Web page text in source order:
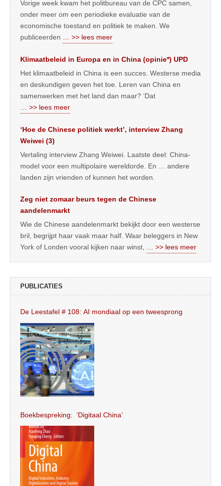
Vorige week kwam het politbureau van de CPC samen,
onder meer om een periodieke evaluatie van de
economische toestand en politiek te maken. We
publiceerden … >> lees meer
Klimaatbeleid in Europa en in China (opinie*) UPD
Het klimaatbeleid in China is een succes. Westerse media
en deskundigen geven het toe. Leren van China en
samenwerken met het land dan maar? ‘Dat
… >> lees meer
‘Hoe de Chinese politiek werkt’, interview Zhang
Weiwei (3)
Vertaling interview Zhang Weiwei. Laatste deel: China-
model voor een multipolaire wereldorde. En … andere
landen zijn vrienden of kunnen het worden.
Zeg niet zomaar beurs tegen de Chinese
aandelenmarkt
Wie de Chinese aandelenmarkt bekijkt door een westerse
bril, begrijpt haar vaak maar half. Waar beleggers in New
York of Londen vooral kijken naar winst, … >> lees meer
PUBLICATIES
De Leestafel # 108: AI mondiaal op een tweesprong
Boekbespreking: ‘Digitaal China’